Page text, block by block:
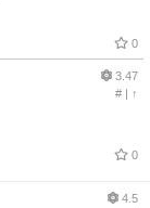
0
3.47
#| ↑
0
4.5